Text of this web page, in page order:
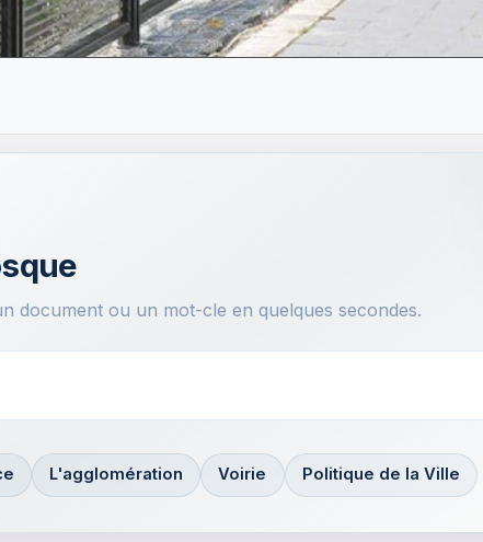
document ou un mot-cle en quelques secondes.
L'agglomération Voirie Politique de la Ville